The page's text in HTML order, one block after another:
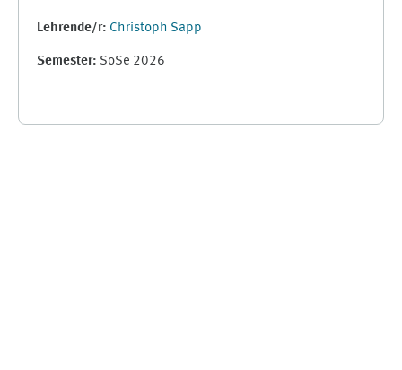
Lehrende/r: Christoph Sapp
Semester: SoSe 2026